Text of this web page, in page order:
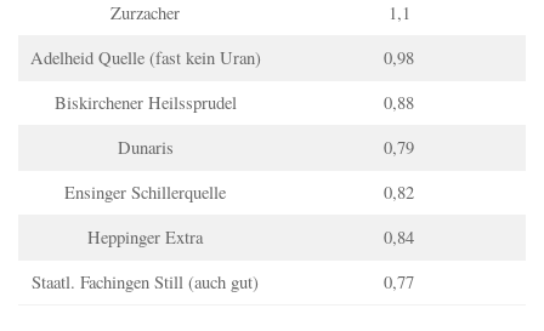
Zurzacher
1,1
Adelheid Quelle (fast kein Uran)
0,98
Biskirchener Heilssprudel
0,88
Dunaris
0,79
Ensinger Schillerquelle
0,82
Heppinger Extra
0,84
Staatl. Fachingen Still (auch gut)
0,77